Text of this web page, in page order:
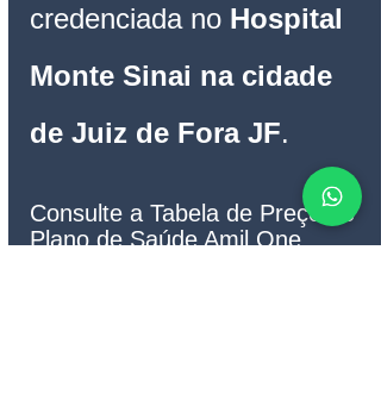
credenciada no Hospital
Monte Sinai na cidade
de Juiz de Fora JF.
Consulte a Tabela de Preço do
Plano de Saúde Amil One